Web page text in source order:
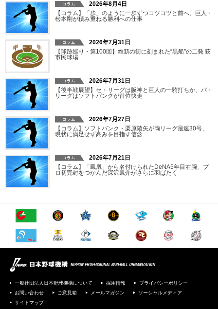
2026年8月4日
【コラム】「歩」のように一歩ずつコツコツと前へ、巨人・
松本剛が積み重ねる勝利への仕事
2026年7月31日
【球跡巡り・第100回】維新の街に刻まれた“黒船”の二発 萩
市民球場
2026年7月31日
【後半戦展望】セ・リーグは阪神と巨人の一騎打ちか、パ・
リーグはソフトバンクが首位快走
2026年7月27日
【コラム】ソフトバンク・栗原陵矢が両リーグ最速30号、
現状に満足せず高みを目指す信念
2026年7月21日
【コラム】「鳳凰」から名付けられたDeNA5年目右腕、プ
ロ初完封をつかんだ深沢鳳介がさらに羽ばたく
一般社団法人日本野球機構について 採用情報
プライバシーポリシー
お問い合わせ
ご意見箱 メールマガジン
ソーシャルメディア
サイトマップ